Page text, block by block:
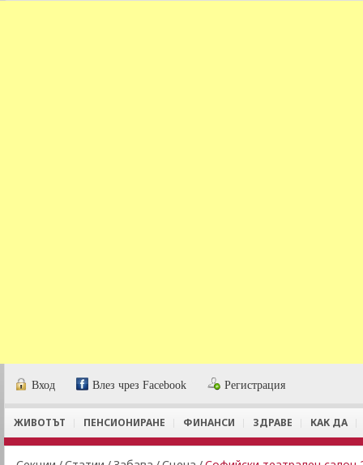
Вход Влез чрез Facebook Регистрация
ЖИВОТЪТ ПЕНСИОНИРАНЕ ФИНАНСИ ЗДРАВЕ КАК ДА